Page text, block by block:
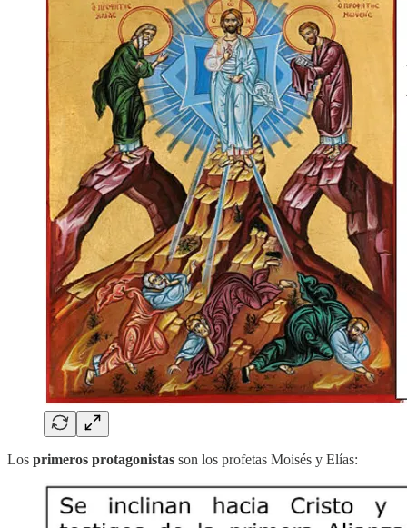
Los primeros protagonistas son los profetas Moisés y Elías: